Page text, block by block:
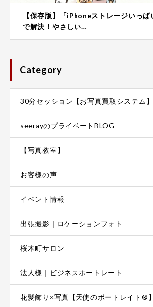
【保存版】「iPhoneストレージいっぱ
で解決！やさしい…
Category
30分セッション【お写真買取システム】
seerayのプライベートBLOG
【写真教室】
お客様の声
イベント情報
出張撮影｜ロケーションフォト
桜木町サロン
法人様｜ビジネスポートレート
花髪飾り×写真【天使のポートレイト®】